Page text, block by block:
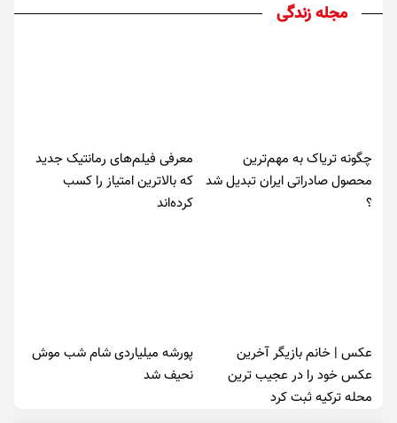
مجله زندگی
چگونه تریاک به مهم‌ترین
محصول صادراتی ایران تبدیل شد
؟
معرفی فیلم‌های رمانتیک جدید
که بالاترین امتیاز را کسب
کرده‌اند
عکس | خانم بازیگر آخرین
عکس خود را در عجیب ترین
محله ترکیه ثبت کرد
پورشه میلیاردی شام شب موش‌
نحیف شد